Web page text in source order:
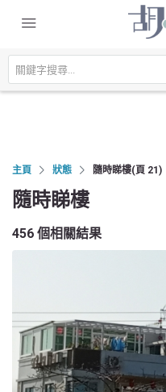
主頁 狀態 隨時睇樓(頁 21)
隨時睇樓
456 個相關結果